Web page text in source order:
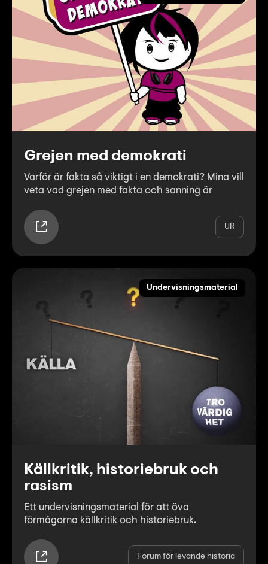
Grejen med demokrati
Varför är fakta så viktigt i en demokrati? Mina vill
veta vad grejen med fakta och sanning är
UR
Undervisningsmaterial
Källkritik, historiebruk och
rasism
Ett undervisningsmaterial för att öva
förmågorna källkritik och historiebruk.
Forum för levande historia